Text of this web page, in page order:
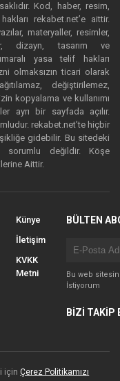
Kod, haber, resim,
rekabet.net’e aittir.
materyaller, resimler,
dizayn, tasarım ve
yasa telif hakları
olmaksızın ticari olarak
değiştirilemez,
kopyalama ve kullanımı
ayrı bir sayfada açılır.
rekabet.net’te hiçbir
gidebilir. Bu sitedeki
sorumlu değildir. Köşe
Aittir.
Künye
İletişim
KVKK
Metni
BÜLTEN
Bu web
İstiyorum
BİZİ TAKİP
içinÇerez Politikamızı